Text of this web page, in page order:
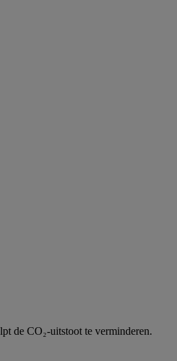
de CO₂-uitstoot te verminderen.